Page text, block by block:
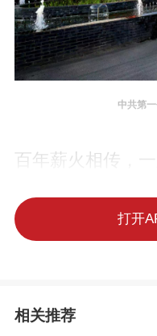
中共第
百年薪火相传，
1923年，弓仲韬
下信仰火种，创
生长。
打开
相关推荐